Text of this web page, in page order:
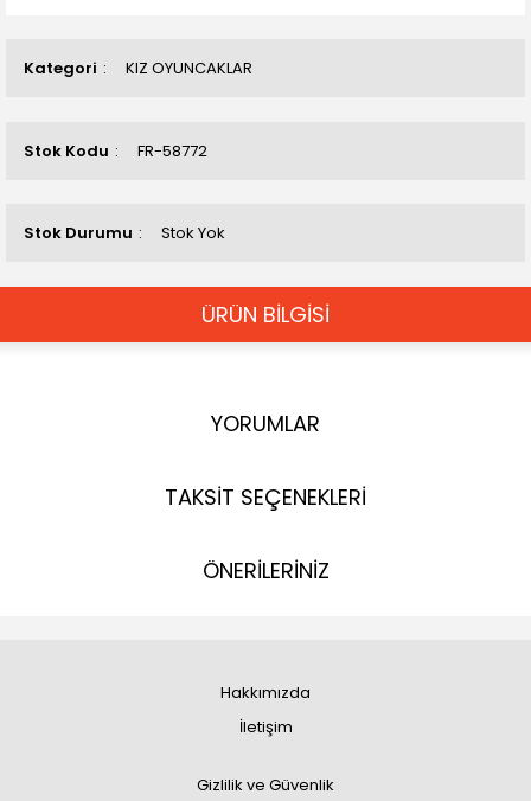
Kategori KIZ OYUNCAKLAR
Stok Kodu FR-58772
Stok Durumu Stok Yok
ÜRÜN BİLGİSİ
YORUMLAR
TAKSİT SEÇENEKLERİ
ÖNERİLERİNİZ
Hakkımızda
İletişim
Gizlilik ve Güvenlik